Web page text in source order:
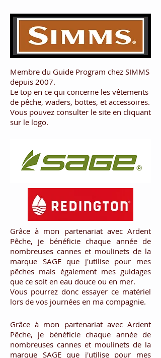
Membre du Guide Program chez SIMMS
depuis 2007.
Le top en ce qui concerne les vêtements
de pêche, waders, bottes, et accessoires.
Vous pouvez consulter le site en cliquant
sur le logo.
Grâce à mon partenariat avec Ardent
Pêche, je bénéficie chaque année de
nombreuses cannes et moulinets de la
marque SAGE que j'utilise pour mes
pêches mais également mes guidages
que ce soit en eau douce ou en mer.
Vous pourrez donc essayer ce matériel
lors de vos journées en ma compagnie.
Grâce à mon partenariat avec Ardent
Pêche, je bénéficie chaque année de
nombreuses cannes et moulinets de la
marque SAGE que j'utilise pour mes